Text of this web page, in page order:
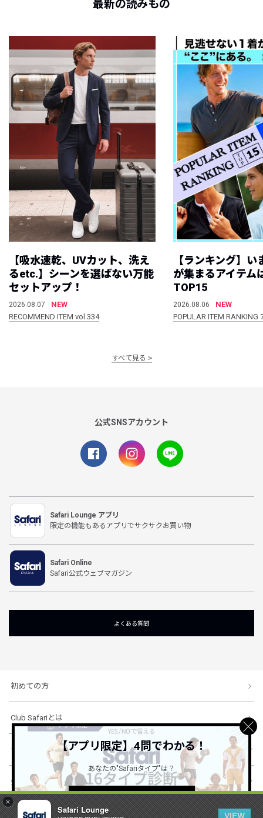
×
Safari Lounge
VIEW
最新の読みもの
【吸水速乾、UVカット、洗え
るetc.】シーンを選ばない万能
セットアップ！
2026.08.07
NEW
RECOMMEND ITEM vol.334
【ランキング】
が集まるアイテム
TOP15
2026.08.06
NEW
POPULAR ITEM
すべて見る
公式SNSアカウント
Safari Lounge アプリ
限定の機能もあるアプリでサクサクお買い物
Safari Online
Safari公式ウェブマガジン
よくある質問
初めての方
Club Safariとは
ショッピングガイド
会社概要・規約
【アプリ限定】4問でわかる！
あなたの"Safariタイプ"は？
詳しくはこちら ＞